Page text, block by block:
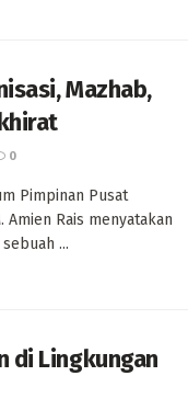
Mazhab,
0
Pimpinan Pusat
Amien Rais menyatakan
...
di Lingkungan